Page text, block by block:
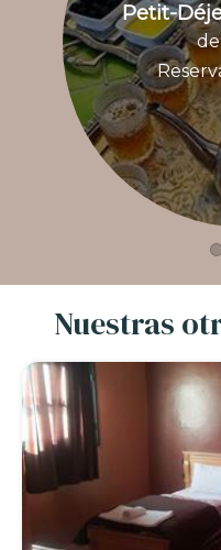
Petit-
Nuestras